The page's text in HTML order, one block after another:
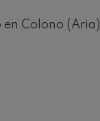
en Colono (Aria)